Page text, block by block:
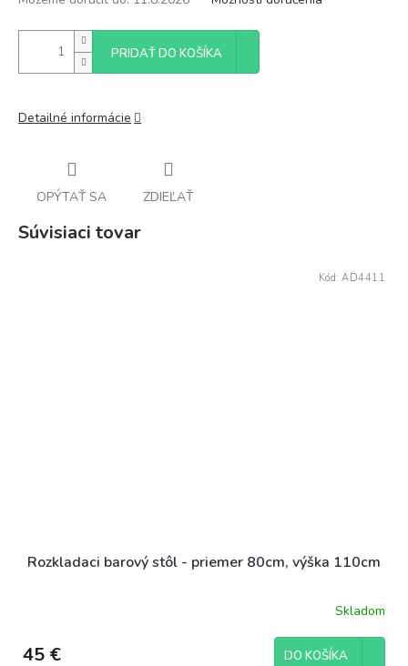
PRIDAŤ DO KOŠÍKA
Detailné informácie
OPÝTAŤ SA ZDIEĽAŤ
Súvisiaci tovar
Rozkladaci barový stôl - priemer 80cm, výška 110cm
Skladom
45 € DO KOŠÍKA
Kód: AD4411